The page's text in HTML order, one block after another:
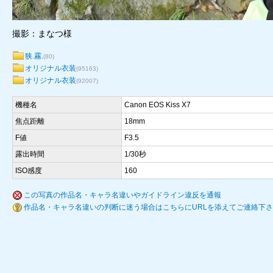
撮影：まなつ様
狭.霧.(80)
オリジナル衣装(95163)
オリジナル衣装(92007)
機種名
Canon EOS Kiss X7
焦点距離
18mm
F値
F3.5
露出時間
1/30秒
ISO感度
160
この写真の作品名・キャラ名違いやガイドライン違反を通報
作品名・キャラ名違いの判断に迷う場合はこちらにURLを添えてご連絡下